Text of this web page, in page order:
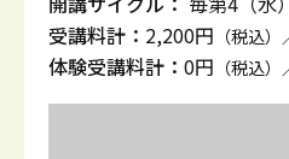
受講料計： 2,200円 （税込
体験受講料計： 0円 （税込